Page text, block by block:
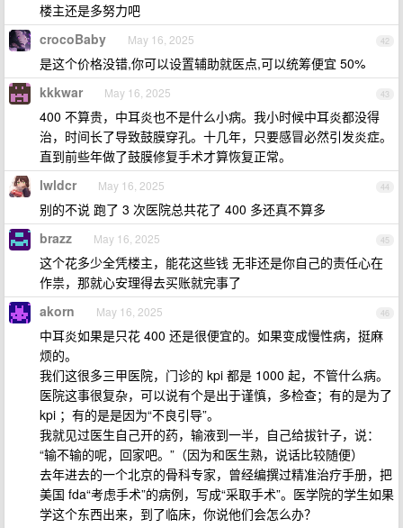
楼主还是多努力吧
42
crocoBaby May 16, 2025
是这个价格没错,你可以设置辅助就医点,可以统筹便宜 50%
43
kkkwar May 16, 2025
400 不算贵，中耳炎也不是什么小病。我小时候中耳炎都没得
治，时间长了导致鼓膜穿孔。十几年，只要感冒必然引发炎症。
直到前些年做了鼓膜修复手术才算恢复正常。
44
lwldcr May 16, 2025
别的不说 跑了 3 次医院总共花了 400 多还真不算多
45
brazz May 16, 2025
这个花多少全凭楼主，能花这些钱 无非还是你自己的责任心在
作祟，那就心安理得去买账就完事了
46
akorn May 16, 2025
中耳炎如果是只花 400 还是很便宜的。如果变成慢性病，挺麻
烦的。
我们这很多三甲医院，门诊的 kpi 都是 1000 起，不管什么病。
医院这事很复杂，可以说有个是出于谨慎，多检查；有的是为了
kpi ；有的是是因为“不良引导”。
我就见过医生自己开的药，输液到一半，自己给拔针子，说：
“输不输的呢，回家吧。”（因为和医生熟，说话比较随便）
去年进去的一个北京的骨科专家，曾经编撰过精准治疗手册，把
美国 fda“考虑手术”的病例，写成“采取手术”。医学院的学生如果
学这个东西出来，到了临床，你说他们会怎么办？